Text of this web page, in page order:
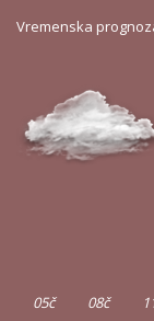
Vremenska
05č 08č